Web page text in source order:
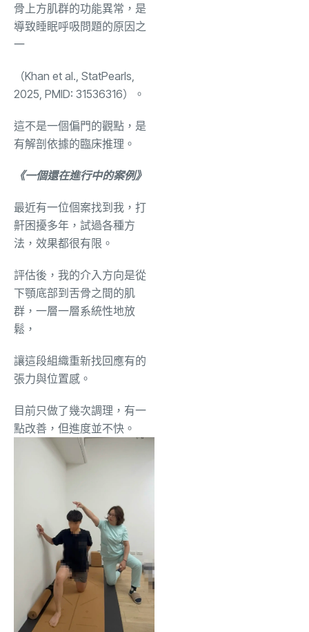
骨上方肌群的功能異常，是
導致睡眠呼吸問題的原因之
一
（Khan et al., StatPearls,
2025, PMID: 31536316）。
這不是一個偏門的觀點，是
有解剖依據的臨床推理。
《一個還在進行中的案例》
最近有一位個案找到我，打
鼾困擾多年，試過各種方
法，效果都很有限。
評估後，我的介入方向是從
下顎底部到舌骨之間的肌
群，一層一層系統性地放
鬆，
讓這段組織重新找回應有的
張力與位置感。
目前只做了幾次調理，有一
點改善，但進度並不快。